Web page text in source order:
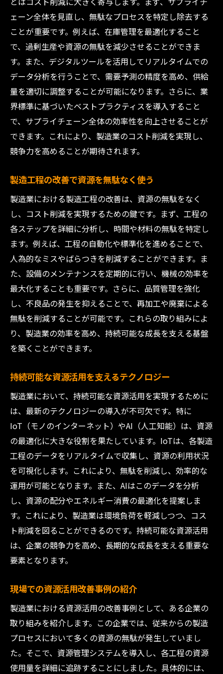
ェーン全体を見直し、無駄なプロセスを特定し除去する
ことが重要です。例えば、在庫管理を最適化すること
で、過剰生産や資源の無駄を減少させることができま
す。また、デジタルツールを活用してリアルタイムでの
データ分析を行うことで、需要予測の精度を高め、供給
量を適切に調整することが可能になります。さらに、業
界標準に基づいたベストプラクティスを導入すること
で、サプライチェーン全体の効率性を向上させることが
できます。これにより、製造業のコスト削減を実現し、
競争力を高めることが期待されます。
製造工程の改善で資源を無駄なく使う
製造業における製造工程の改善は、資源の無駄をなく
し、コスト削減を実現するための鍵です。まず、工程の
各ステップを詳細に分析し、時間や材料の無駄を特定し
ます。例えば、工程の自動化や標準化を進めることで、
人為的なミスやばらつきを削減することができます。ま
た、設備のメンテナンスを定期的に行い、機械の効率を
最大化することも重要です。さらに、品質管理を強化
し、不良品の発生を抑えることで、再加工や廃棄による
無駄を削減することが可能です。これらの取り組みによ
り、製造業の効率を高め、持続可能な成長を支える基盤
を築くことができます。
持続可能な資源活用を支えるテクノロジー
製造業において、持続可能な資源活用を実現するために
は、最新のテクノロジーの導入が不可欠です。特に
IoT（モノのインターネット）やAI（人工知能）は、資源
の最適化に大きな役割を果たしています。IoTは、各製造
工程のデータをリアルタイムで収集し、資源の利用状況
を可視化します。これにより、無駄を削減し、効率的な
運用が可能となります。また、AIはこのデータを分析
し、資源の配分やエネルギー消費の最適化を提案しま
す。これにより、製造業は環境負荷を軽減しつつ、コス
ト削減を図ることができるのです。持続可能な資源活用
は、企業の競争力を高め、長期的な成長を支える重要な
要素となります。
現場での資源活用改善事例の紹介
製造業における資源活用の改善事例として、ある企業の
取り組みを紹介します。この企業では、従来からの製造
プロセスにおいて多くの資源の無駄が発生していまし
た。そこで、資源管理システムを導入し、各工程の資源
使用量を詳細に追跡することにしました。具体的には、